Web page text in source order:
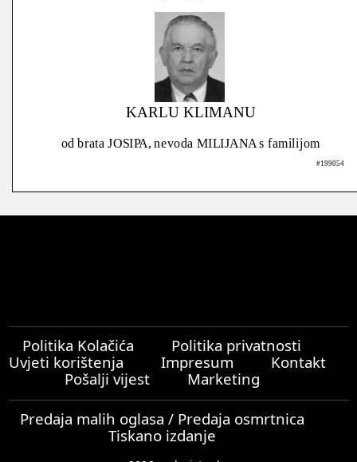
KARLU KLIMANU
od brata JOSIPA, nevoda MILIJANA s familijom
#199054
Politika Kolačića
Politika privatnosti
Uvjeti korištenja
Impresum
Kontakt
Pošalji vijest
Marketing
Predaja malih oglasa / Predaja osmrtnica
Tiskano izdanje